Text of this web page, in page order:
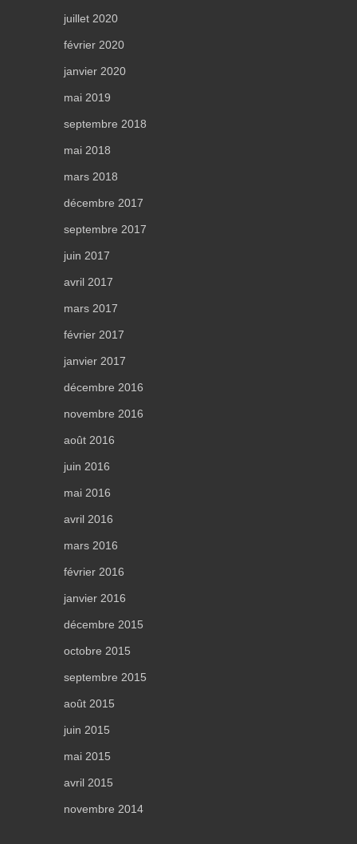
juillet 2020
février 2020
janvier 2020
mai 2019
septembre 2018
mai 2018
mars 2018
décembre 2017
septembre 2017
juin 2017
avril 2017
mars 2017
février 2017
janvier 2017
décembre 2016
novembre 2016
août 2016
juin 2016
mai 2016
avril 2016
mars 2016
février 2016
janvier 2016
décembre 2015
octobre 2015
septembre 2015
août 2015
juin 2015
mai 2015
avril 2015
novembre 2014